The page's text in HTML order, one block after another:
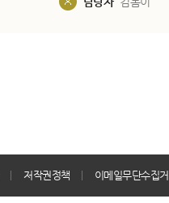
저작권정책 이메일무단수집